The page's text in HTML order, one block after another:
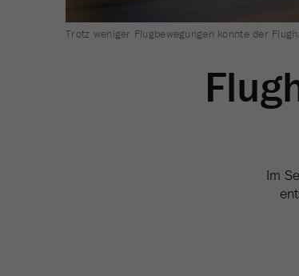
Trotz weniger Flugbewegungen konnte der
Im